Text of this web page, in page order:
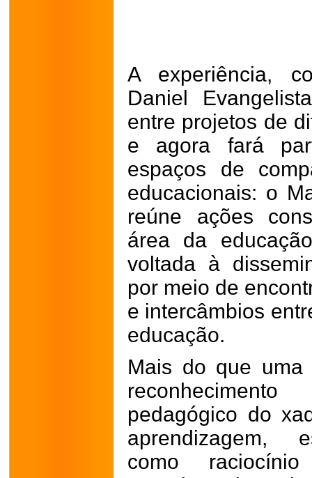
A experiência,
Daniel
entre projetos de
e agora fará
espaços de
educacionais: o
reúne ações
área da
voltada à
por meio de
e intercâmbios
educação.
Mais do que uma
pedagógico do
aprendizagem,
como